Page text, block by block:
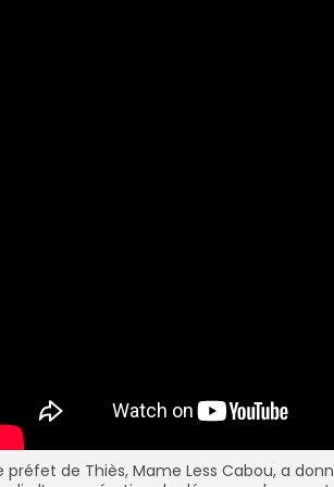
préfet de Thiès, Mame Less Cabou, a